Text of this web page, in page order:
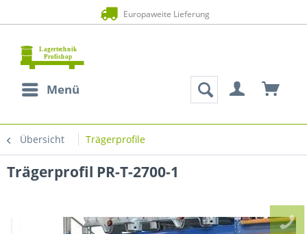
Europaweite Lieferung
Menü
Übersicht Trägerprofile
Trägerprofil PR-T-2700-1